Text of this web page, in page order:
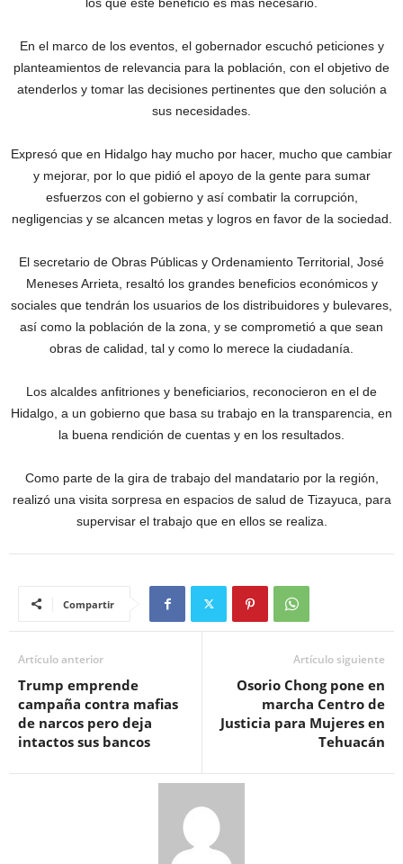
En el marco de los eventos, el gobernador escuchó peticiones y
planteamientos de relevancia para la población, con el objetivo de
atenderlos y tomar las decisiones pertinentes que den solución a
sus necesidades.
Expresó que en Hidalgo hay mucho por hacer, mucho que cambiar
y mejorar, por lo que pidió el apoyo de la gente para sumar
esfuerzos con el gobierno y así combatir la corrupción,
negligencias y se alcancen metas y logros en favor de la sociedad.
El secretario de Obras Públicas y Ordenamiento Territorial, José
Meneses Arrieta, resaltó los grandes beneficios económicos y
sociales que tendrán los usuarios de los distribuidores y bulevares,
así como la población de la zona, y se comprometió a que sean
obras de calidad, tal y como lo merece la ciudadanía.
Los alcaldes anfitriones y beneficiarios, reconocieron en el de
Hidalgo, a un gobierno que basa su trabajo en la transparencia, en
la buena rendición de cuentas y en los resultados.
Como parte de la gira de trabajo del mandatario por la región,
realizó una visita sorpresa en espacios de salud de Tizayuca, para
supervisar el trabajo que en ellos se realiza.
Compartir
Artículo anterior
Trump emprende
campaña contra mafias
de narcos pero deja
intactos sus bancos
Artículo siguiente
Osorio Chong pone en
marcha Centro de
Justicia para Mujeres en
Tehuacán